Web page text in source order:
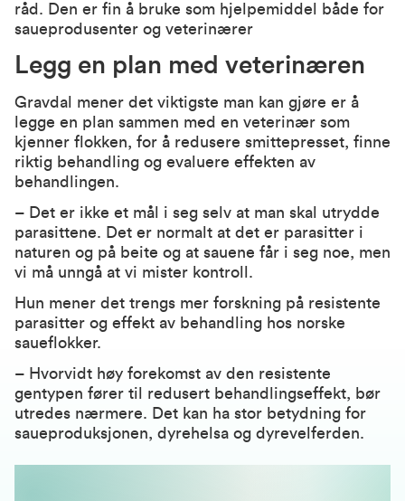
råd. Den er fin å bruke som hjelpemiddel både for
saueprodusenter og veterinærer
Legg en plan med veterinæren
Gravdal mener det viktigste man kan gjøre er å
legge en plan sammen med en veterinær som
kjenner flokken, for å redusere smittepresset, finne
riktig behandling og evaluere effekten av
behandlingen.
– Det er ikke et mål i seg selv at man skal utrydde
parasittene. Det er normalt at det er parasitter i
naturen og på beite og at sauene får i seg noe, men
vi må unngå at vi mister kontroll.
Hun mener det trengs mer forskning på resistente
parasitter og effekt av behandling hos norske
saueflokker.
– Hvorvidt høy forekomst av den resistente
gentypen fører til redusert behandlingseffekt, bør
utredes nærmere. Det kan ha stor betydning for
saueproduksjonen, dyrehelsa og dyrevelferden.